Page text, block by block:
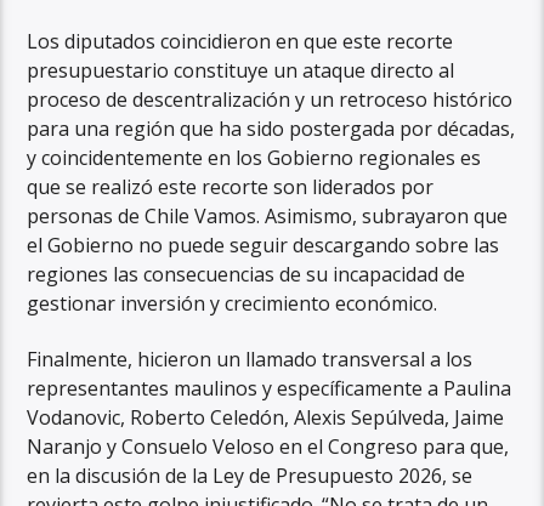
Los diputados coincidieron en que este recorte
presupuestario constituye un ataque directo al
proceso de descentralización y un retroceso histórico
para una región que ha sido postergada por décadas,
y coincidentemente en los Gobierno regionales es
que se realizó este recorte son liderados por
personas de Chile Vamos. Asimismo, subrayaron que
el Gobierno no puede seguir descargando sobre las
regiones las consecuencias de su incapacidad de
gestionar inversión y crecimiento económico.
Finalmente, hicieron un llamado transversal a los
representantes maulinos y específicamente a Paulina
Vodanovic, Roberto Celedón, Alexis Sepúlveda, Jaime
Naranjo y Consuelo Veloso en el Congreso para que,
en la discusión de la Ley de Presupuesto 2026, se